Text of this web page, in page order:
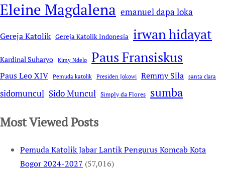
Eleine Magdalena emanuel dapa loka
Gereja Katolik Gereja Katolik Indonesia irwan hidayat
Kardinal Suharyo Kimy Ndelo Paus Fransiskus
Paus Leo XIV Pemuda katolik Presiden Jokowi Remmy Sila santa clara
sidomuncul Sido Muncul Simply da Flores sumba
Most Viewed Posts
Pemuda Katolik Jabar Lantik Pengurus Komcab Kota
Bogor 2024-2027 (57,016)